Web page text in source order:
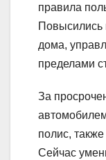
правила
Повысились
дома,
пределами
За
полис,
Сейчас